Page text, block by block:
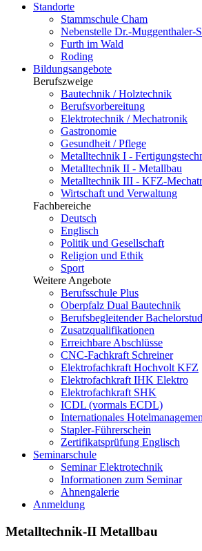
Standorte
Stammschule Cham
Nebenstelle Dr.-Muggenthaler-
Furth im Wald
Roding
Bildungsangebote
Berufszweige
Bautechnik / Holztechnik
Berufsvorbereitung
Elektrotechnik / Mechatronik
Gastronomie
Gesundheit / Pflege
Metalltechnik I -
Metalltechnik II - Metallbau
Metalltechnik III - KFZ-
Wirtschaft und Verwaltung
Fachbereiche
Deutsch
Englisch
Politik und Gesellschaft
Religion und Ethik
Sport
Weitere Angebote
Berufsschule Plus
Oberpfalz Dual Bautechnik
Berufsbegleitender
Zusatzqualifikationen
Erreichbare Abschlüsse
CNC-Fachkraft Schreiner
Elektrofachkraft Hochvolt KFZ
Elektrofachkraft IHK Elektro
Elektrofachkraft SHK
ICDL (vormals ECDL)
Internationales
Stapler-Führerschein
Zertifikatsprüfung Englisch
Seminarschule
Seminar Elektrotechnik
Informationen zum Seminar
Ahnengalerie
Anmeldung
Metalltechnik-II Metallbau